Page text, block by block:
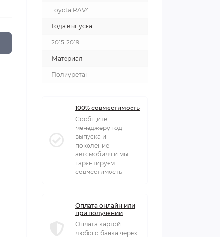
Toyota RAV4
Года выпуска
2015-2019
Материал
Полиуретан
100% совместимость
Сообщите
менеджеру год
выпуска и
поколение
автомобиля и мы
гарантируем
совместимость
Оплата онлайн или
при получении
Оплата картой
любого банка через